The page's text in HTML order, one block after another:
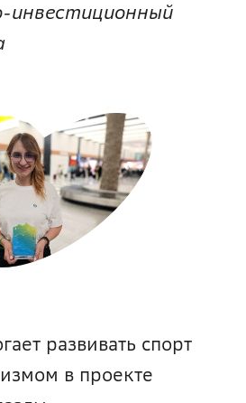
инвестиционный
развивать спорт
в проекте